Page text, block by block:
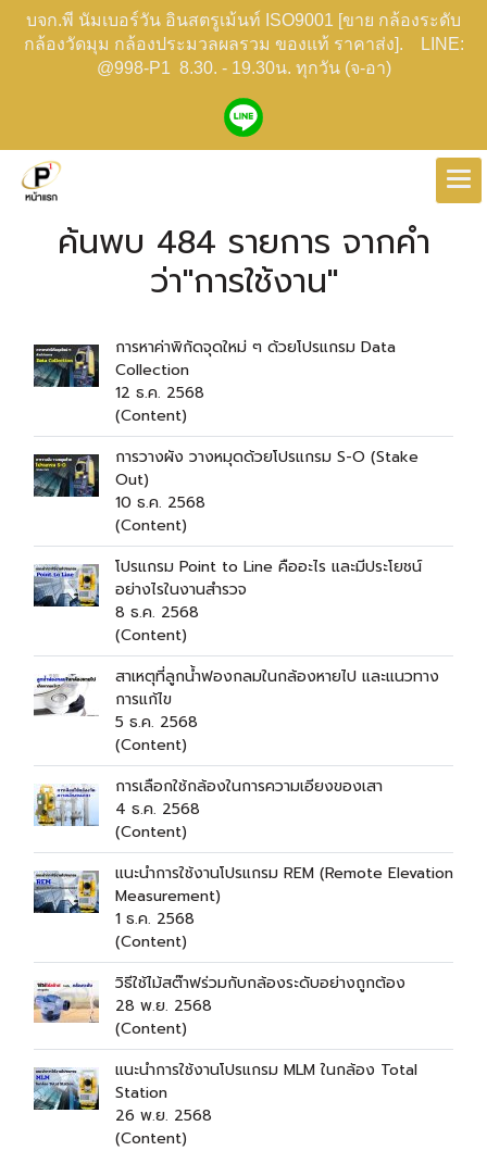
บจก.พี นัมเบอร์วัน อินสตรูเม้นท์ ISO9001 [ขาย กล้องระดับ
กล้องวัดมุม กล้องประมวลผลรวม ของแท้ ราคาส่ง]. LINE:
@998-P1 8.30. - 19.30น. ทุกวัน (จ-อา)
ค้นพบ 484 รายการ จากคำ
ว่า"การใช้งาน"
การหาค่าพิกัดจุดใหม่ ๆ ด้วยโปรแกรม Data
Collection
12 ธ.ค. 2568
(Content)
การวางผัง วางหมุดด้วยโปรแกรม S-O (Stake
Out)
10 ธ.ค. 2568
(Content)
โปรแกรม Point to Line คืออะไร และมีประโยชน์
อย่างไรในงานสำรวจ
8 ธ.ค. 2568
(Content)
สาเหตุที่ลูกน้ำฟองกลมในกล้องหายไป และแนวทาง
การแก้ไข
5 ธ.ค. 2568
(Content)
การเลือกใช้กล้องในการความเอียงของเสา
4 ธ.ค. 2568
(Content)
แนะนำการใช้งานโปรแกรม REM (Remote Elevation
Measurement)
1 ธ.ค. 2568
(Content)
วิธีใช้ไม้สต๊าฟร่วมกับกล้องระดับอย่างถูกต้อง
28 พ.ย. 2568
(Content)
แนะนำการใช้งานโปรแกรม MLM ในกล้อง Total
Station
26 พ.ย. 2568
(Content)